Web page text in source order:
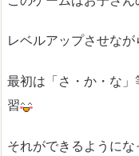
レベルアップさせな
最初は「さ・か・な
習
それができるようにな